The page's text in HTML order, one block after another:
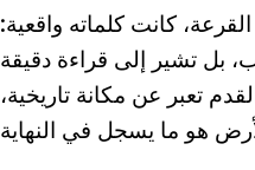
كانت كلماته واقعية:
بل تشير إلى قراءة دقيقة
تعبر عن مكانة تاريخية،